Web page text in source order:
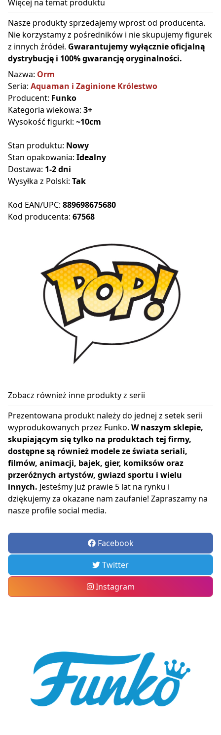
Więcej na temat produktu
Nasze produkty sprzedajemy wprost od producenta.
Nie korzystamy z pośredników i nie skupujemy figurek
z innych źródeł. Gwarantujemy wyłącznie oficjalną
dystrybucję i 100% gwarancję oryginalności.
Nazwa: Orm
Seria: Aquaman i Zaginione Królestwo
Producent: Funko
Kategoria wiekowa: 3+
Wysokość figurki: ~10cm
Stan produktu: Nowy
Stan opakowania: Idealny
Dostawa: 1-2 dni
Wysyłka z Polski: Tak
Kod EAN/UPC: 889698675680
Kod producenta: 67568
Zobacz również inne produkty z serii
Prezentowana produkt należy do jednej z setek serii
wyprodukowanych przez Funko. W naszym sklepie,
skupiającym się tylko na produktach tej firmy,
dostępne są również modele ze świata seriali,
filmów, animacji, bajek, gier, komiksów oraz
przeróżnych artystów, gwiazd sportu i wielu
innych. Jesteśmy już prawie 5 lat na rynku i
dziękujemy za okazane nam zaufanie! Zapraszamy na
nasze profile social media.
Facebook
Twitter
Instagram